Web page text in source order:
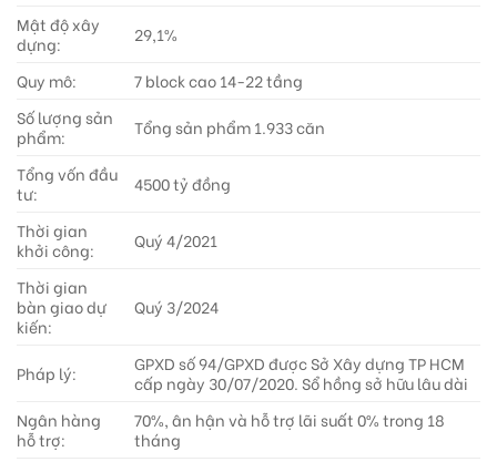
Mật độ xây
dựng:
29,1%
Quy mô:
7 block cao 14-22 tầng
Số lượng sản
phẩm:
Tổng sản phẩm 1.933 căn
Tổng vốn đầu
tư:
4500 tỷ đồng
Thời gian
khởi công:
Quý 4/2021
Thời gian
bàn giao dự
kiến:
Quý 3/2024
Pháp lý:
GPXD số 94/GPXD được Sở Xây dựng TP HCM
cấp ngày 30/07/2020. Sổ hồng sở hữu lâu dài
Ngân hàng
hỗ trợ:
70%, ân hận và hỗ trợ lãi suất 0% trong 18
tháng